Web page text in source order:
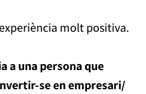
molt positiva.
a una persona que
se en empresari/